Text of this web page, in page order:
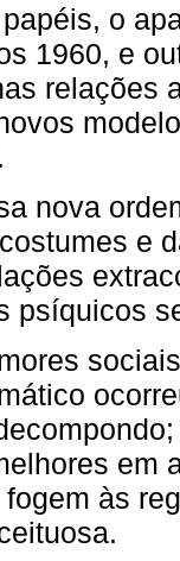
o
1960, e
relações
nova
e
psíquicos
em
às